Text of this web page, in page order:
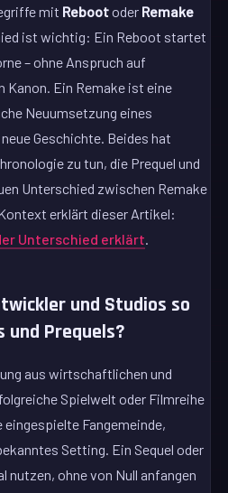
mit Rebootoder Remake
ist wichtig: Ein Reboot startet
– ohne Anspruch auf
Ein Remake ist eine
Neuumsetzung eines
Geschichte. Beides hat
zu tun, die Prequel und
Unterschied zwischen Remake
erklärt dieser Artikel:
Unterschied erklärt.
und Studios so
und Prequels?
aus wirtschaftlichen und
Spielwelt oder Filmreihe
Fangemeinde,
Setting. Ein Sequel oder
nutzen, ohne von Null anfangen